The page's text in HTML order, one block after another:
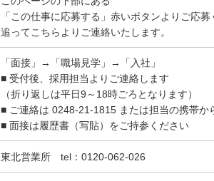
「この仕事に応募する」赤いボタンよりご応募
追ってこちらよりご連絡いたします。
「面接」→「職場見学」→「入社」
■ 受付後、採用担当よりご連絡します
（折り返しは平日9～18時ごろとなります）
■ ご連絡は 0248-21-1815 または担当の携帯か
■ 面接は履歴書（写貼）をご持参ください
東北営業所 tel：0120-062-026